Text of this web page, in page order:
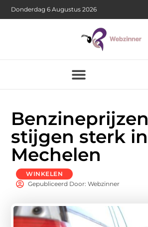
Donderdag 6 Augustus 2026
Benzineprijzen
stijgen sterk in
Mechelen
WINKELEN
Gepubliceerd Door: Webzinner